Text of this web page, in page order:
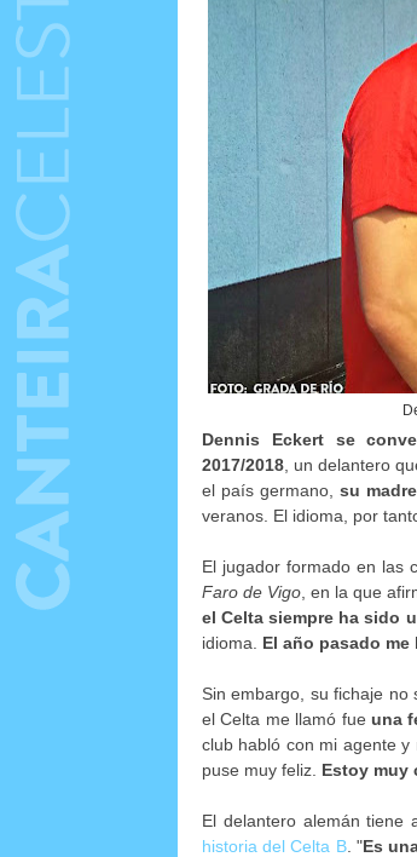
Dennis Eckert se
2017/2018 , un delantero
el país germano, su
veranos. El idioma, por
El jugador formado en las
Faro de Vigo , en la que
el Celta siempre ha sido
idioma. El año pasado
Sin embargo, su fichaje
el Celta me llamó fue una
club habló con mi agente
puse muy feliz. Estoy muy
El delantero alemán tiene
historia del Celta B. "Es